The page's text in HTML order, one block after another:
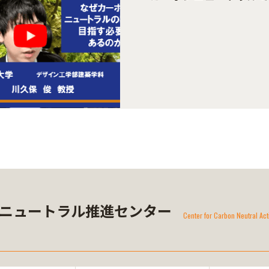
ュートラル推進センター Center for Carbon Neutral